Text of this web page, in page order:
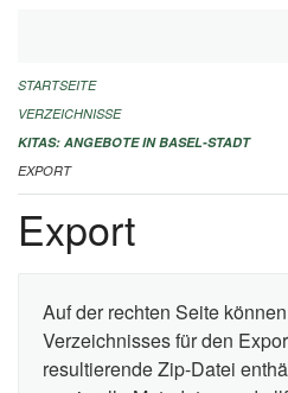
ALLGEMEINE INFORMATIONEN
IMPRESSUM
STARTSEITE
VERZEICHNISSE
KITAS: ANGEBOTE IN BASEL-STADT
EXPORT
Export
Auf der rechten Seite
Verzeichnisses für den
resultierende Zip-Datei